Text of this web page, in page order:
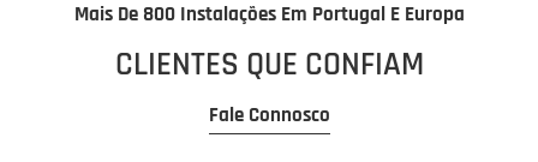
Mais De 800 Instalações Em Portugal E Europa
CLIENTES QUE CONFIAM
Fale Connosco